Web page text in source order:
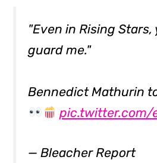
"Even in Rising
guard me."
Bennedict Mathurin
pic.twitter.com/
— Bleacher Report